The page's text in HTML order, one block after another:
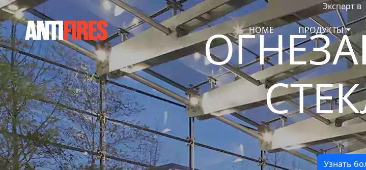
HOME ПРОДУКТЫ
Эксперт в
Узнать